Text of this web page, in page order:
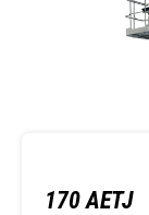
170 AETJ